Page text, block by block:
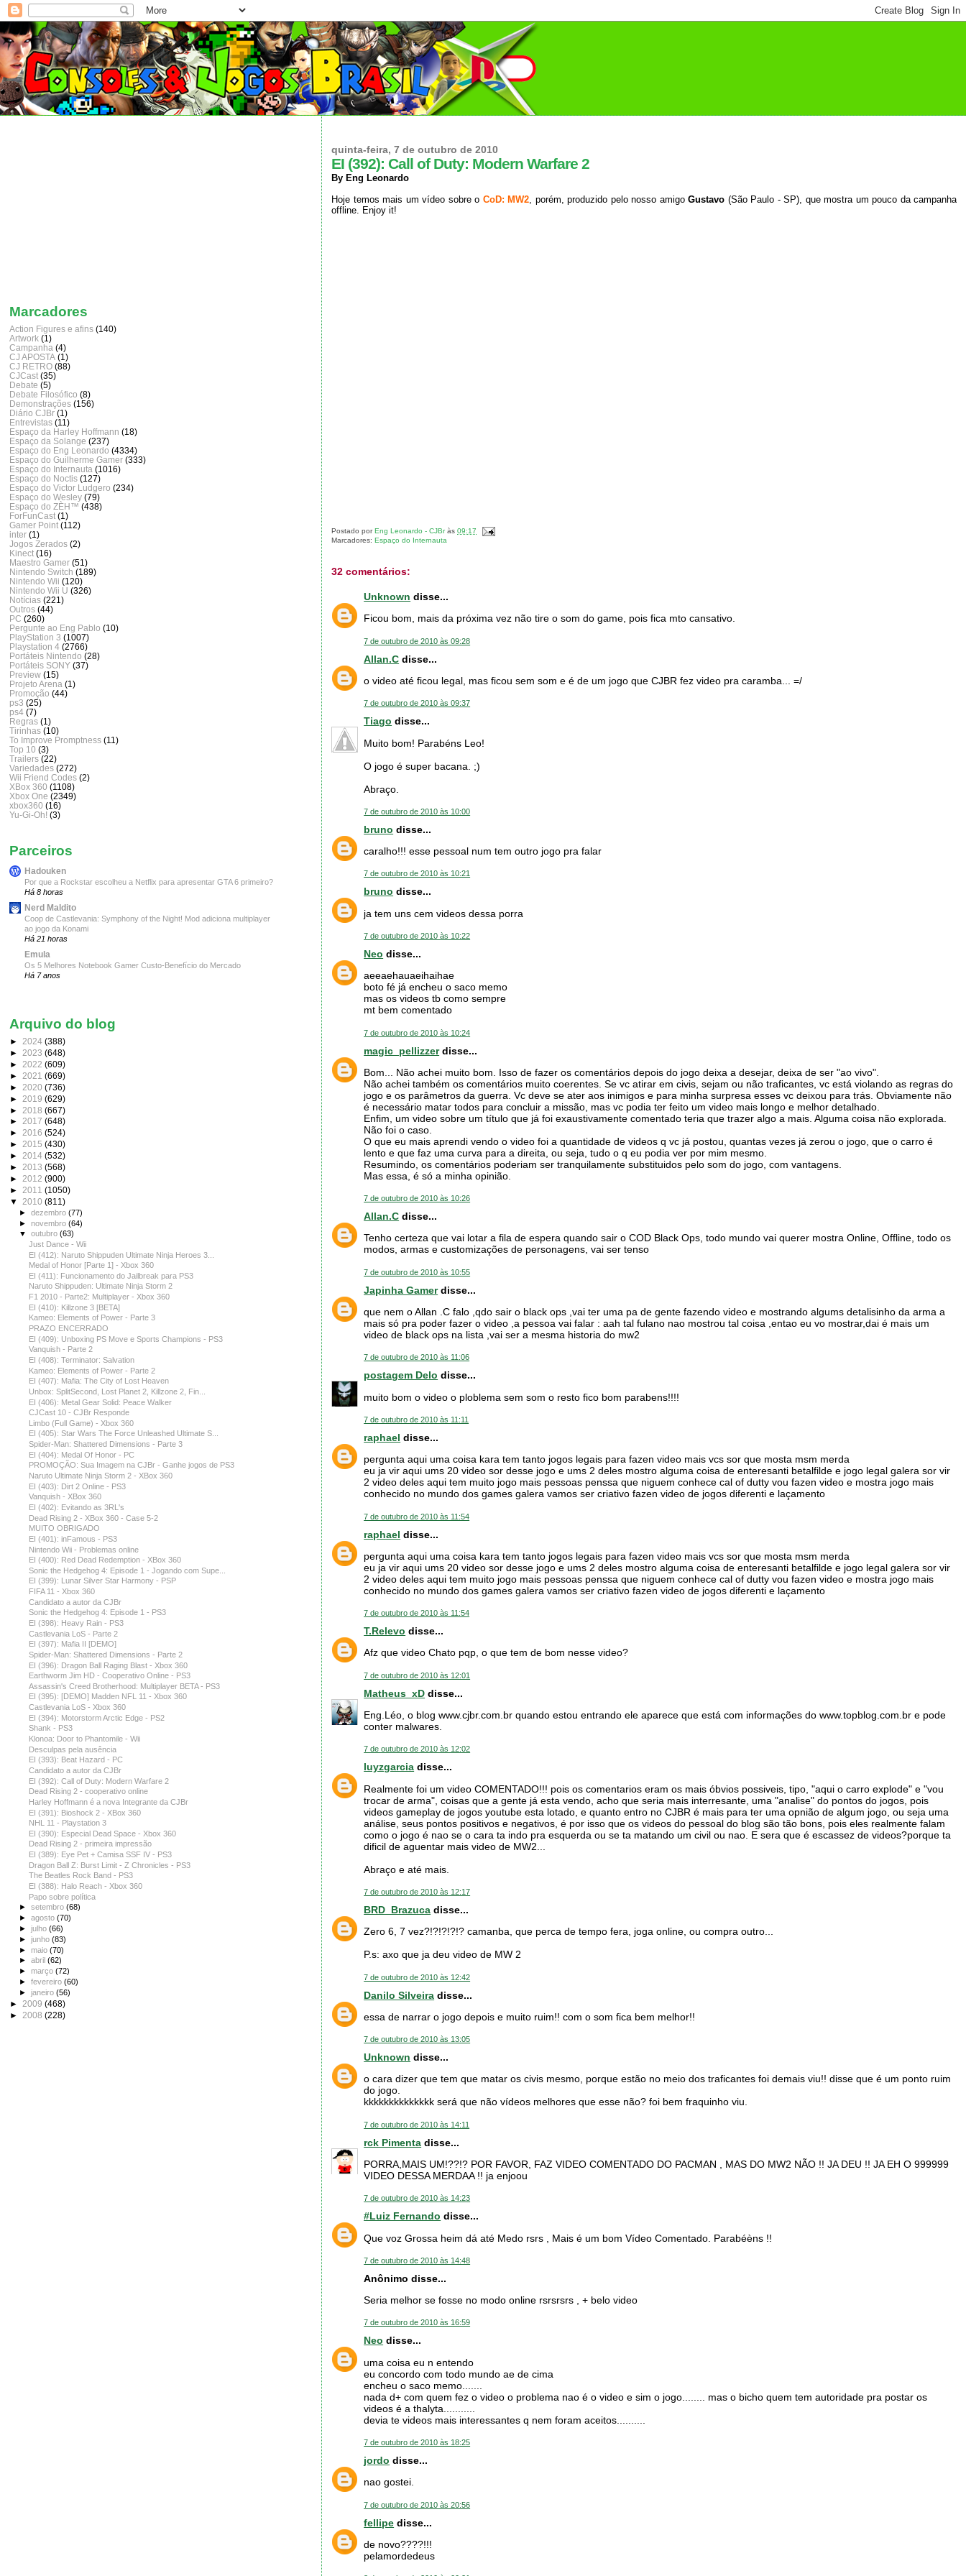
quinta-feira, 7 de outubro de 2010
EI (392): Call of Duty: Modern Warfare 2
By Eng Leonardo
Hoje temos mais um vídeo sobre o CoD: MW2, porém, produzido pelo nosso amigoGustavo (São Paulo - SP), que mostra um pouco da campanha
offline. Enjoy it!
Postado porEng Leonardo - CJBràs09:17
Marcadores:Espaço do Internauta
32 comentários:
Unknown disse...
Ficou bom, mais da próxima vez não tire o som do game, pois fica mto cansativo.
7 de outubro de 2010 às 09:28
Allan.C disse...
o video até ficou legal, mas ficou sem som e é de um jogo que CJBR fez video pra caramba... =/
7 de outubro de 2010 às 09:37
Tiago disse...
Muito bom! Parabéns Leo!
O jogo é super bacana. ;)
Abraço.
7 de outubro de 2010 às 10:00
bruno disse...
caralho!!! esse pessoal num tem outro jogo pra falar
7 de outubro de 2010 às 10:21
bruno disse...
ja tem uns cem videos dessa porra
7 de outubro de 2010 às 10:22
Neo disse...
aeeaehauaeihaihae
boto fé já encheu o saco memo
mas os videos tb como sempre
mt bem comentado
7 de outubro de 2010 às 10:24
magic_pellizzerdisse...
Bom... Não achei muito bom. Isso de fazer os comentários depois do jogo deixa a desejar, deixa de ser "ao vivo".
Não achei também os comentários muito coerentes. Se vc atirar em civis, sejam ou não traficantes, vc está violando as regras do
jogo e os parâmetros da guerra. Vc deve se ater aos inimigos e para minha surpresa esses vc deixou para trás. Obviamente não
é necessário matar todos para concluir a missão, mas vc podia ter feito um video mais longo e melhor detalhado.
Enfim, um video sobre um título que já foi exaustivamente comentado teria que trazer algo a mais. Alguma coisa não explorada.
Não foi o caso.
O que eu mais aprendi vendo o video foi a quantidade de videos q vc já postou, quantas vezes já zerou o jogo, que o carro é
lento e que faz uma curva para a direita, ou seja, tudo o q eu podia ver por mim mesmo.
Resumindo, os comentários poderiam ser tranquilamente substituidos pelo som do jogo, com vantagens.
Mas essa, é só a minha opinião.
7 de outubro de 2010 às 10:26
Allan.C disse...
Tenho certeza que vai lotar a fila de espera quando sair o COD Black Ops, todo mundo vai querer mostra Online, Offline, todo os
modos, armas e customizações de personagens, vai ser tenso
7 de outubro de 2010 às 10:55
Japinha Gamerdisse...
que nem o Allan .C falo ,qdo sair o black ops ,vai ter uma pa de gente fazendo video e mostrando algums detalisinho da arma a
mais só pra poder fazer o video ,a pessoa vai falar : aah tal fulano nao mostrou tal coisa ,entao eu vo mostrar,dai é mais um
video de black ops na lista ,vai ser a mesma historia do mw2
7 de outubro de 2010 às 11:06
postagem Delo disse...
muito bom o video o ploblema sem som o resto fico bom parabens!!!!
7 de outubro de 2010 às 11:11
raphael disse...
pergunta aqui uma coisa kara tem tanto jogos legais para fazen video mais vcs sor que mosta msm merda
eu ja vir aqui ums 20 video sor desse jogo e ums 2 deles mostro alguma coisa de enteresanti betalfilde e jogo legal galera sor vir
2 video deles aqui tem muito jogo mais pessoas penssa que niguem conhece cal of dutty vou fazen video e mostra jogo mais
conhecido no mundo dos games galera vamos ser criativo fazen video de jogos diferenti e laçamento
7 de outubro de 2010 às 11:54
raphael disse...
pergunta aqui uma coisa kara tem tanto jogos legais para fazen video mais vcs sor que mosta msm merda
eu ja vir aqui ums 20 video sor desse jogo e ums 2 deles mostro alguma coisa de enteresanti betalfilde e jogo legal galera sor vir
2 video deles aqui tem muito jogo mais pessoas penssa que niguem conhece cal of dutty vou fazen video e mostra jogo mais
conhecido no mundo dos games galera vamos ser criativo fazen video de jogos diferenti e laçamento
7 de outubro de 2010 às 11:54
T.Relevo disse...
Afz que video Chato pqp, o que tem de bom nesse video?
7 de outubro de 2010 às 12:01
Matheus_xD disse...
Eng.Léo, o blog www.cjbr.com.br quando estou entrando ele aparece que está com informações do www.topblog.com.br e pode
conter malwares.
7 de outubro de 2010 às 12:02
luyzgarcia disse...
Realmente foi um video COMENTADO!!! pois os comentarios eram os mais óbvios possiveis, tipo, "aqui o carro explode" e "vou
trocar de arma", coisas que a gente já esta vendo, acho que seria mais interresante, uma "analise" do pontos do jogos, pois
videos gameplay de jogos youtube esta lotado, e quanto entro no CJBR é mais para ter uma opnião de algum jogo, ou seja uma
análise, seus pontos positivos e negativos, é por isso que os videos do pessoal do blog são tão bons, pois eles realmente falam
como o jogo é nao se o cara ta indo pra esquerda ou se ta matando um civil ou nao. E sera que é escassez de videos?porque ta
dificil de aguentar mais video de MW2...
Abraço e até mais.
7 de outubro de 2010 às 12:17
BRD_Brazuca disse...
Zero 6, 7 vez?!?!?!?!? camanba, que perca de tempo fera, joga online, ou compra outro...
P.s: axo que ja deu video de MW 2
7 de outubro de 2010 às 12:42
Danilo Silveira disse...
essa de narrar o jogo depois e muito ruim!! com o som fica bem melhor!!
7 de outubro de 2010 às 13:05
Unknown disse...
o cara dizer que tem que matar os civis mesmo, porque estão no meio dos traficantes foi demais viu!! disse que é um ponto ruim
do jogo.
kkkkkkkkkkkkkk será que não vídeos melhores que esse não? foi bem fraquinho viu.
7 de outubro de 2010 às 14:11
rck Pimenta disse...
PORRA,MAIS UM!??!? POR FAVOR, FAZ VIDEO COMENTADO DO PACMAN , MAS DO MW2 NÃO !! JA DEU !! JA EH O 999999
VIDEO DESSA MERDAA !! ja enjoou
7 de outubro de 2010 às 14:23
#Luiz Fernando disse...
Que voz Grossa heim dá até Medo rsrs , Mais é um bom Vídeo Comentado. Parabéèns !!
7 de outubro de 2010 às 14:48
Anônimo disse...
Seria melhor se fosse no modo online rsrsrsrs , + belo video
7 de outubro de 2010 às 16:59
Neo disse...
uma coisa eu n entendo
eu concordo com todo mundo ae de cima
encheu o saco memo.......
nada d+ com quem fez o video o problema nao é o video e sim o jogo........ mas o bicho quem tem autoridade pra postar os
videos é a thalyta...........
devia te videos mais interessantes q nem foram aceitos..........
7 de outubro de 2010 às 18:25
jordo disse...
nao gostei.
7 de outubro de 2010 às 20:56
fellipe disse...
de novo????!!!
pelamordedeus
Marcadores
Action Figures e afins (140)
Artwork (1)
Campanha (4)
CJ APOSTA (1)
CJ RETRO (88)
CJCast (35)
Debate (5)
Debate Filosófico (8)
Demonstrações (156)
Diário CJBr (1)
Entrevistas (11)
Espaço da Harley Hoffmann (18)
Espaço da Solange (237)
Espaço do Eng Leonardo (4334)
Espaço do Guilherme Gamer (333)
Espaço do Internauta (1016)
Espaço do Noctis (127)
Espaço do Victor Ludgero (234)
Espaço do Wesley (79)
Espaço do ZÈH™ (438)
ForFunCast (1)
Gamer Point (112)
inter (1)
Jogos Zerados (2)
Kinect (16)
Maestro Gamer (51)
Nintendo Switch (189)
Nintendo Wii (120)
Nintendo Wii U (326)
Notícias (221)
Outros (44)
PC (260)
Pergunte ao Eng Pablo (10)
PlayStation 3 (1007)
Playstation 4 (2766)
Portáteis Nintendo (28)
Portáteis SONY (37)
Preview (15)
Projeto Arena (1)
Promoção (44)
ps3 (25)
ps4 (7)
Regras (1)
Tirinhas (10)
To Improve Promptness (11)
Top 10 (3)
Trailers (22)
Variedades (272)
Wii Friend Codes (2)
XBox 360 (1108)
Xbox One (2349)
xbox360 (16)
Yu-Gi-Oh! (3)
Parceiros
Hadouken
Por que a Rockstar escolheu a Netflix para apresentar GTA 6 primeiro?
Há 8 horas
Nerd Maldito
Coop de Castlevania: Symphony of the Night! Mod adiciona multiplayer
ao jogo da Konami
Há 21 horas
Emula
Os 5 Melhores Notebook Gamer Custo-Benefício do Mercado
Há 7 anos
Arquivo do blog
► 2024 (388)
► 2023 (648)
► 2022 (609)
► 2021 (669)
► 2020 (736)
► 2019 (629)
► 2018 (667)
► 2017 (648)
► 2016 (524)
► 2015 (430)
► 2014 (532)
► 2013 (568)
► 2012 (900)
► 2011 (1050)
▼ 2010 (811)
►dezembro(77)
►novembro(64)
▼outubro(63)
Just Dance - Wii
EI (412): Naruto Shippuden Ultimate Ninja Heroes 3...
Medal of Honor [Parte 1] - Xbox 360
EI (411): Funcionamento do Jailbreak para PS3
Naruto Shippuden: Ultimate Ninja Storm 2
F1 2010 - Parte2: Multiplayer - Xbox 360
EI (410): Killzone 3 [BETA]
Kameo: Elements of Power - Parte 3
PRAZO ENCERRADO
EI (409): Unboxing PS Move e Sports Champions - PS3
Vanquish - Parte 2
EI (408): Terminator: Salvation
Kameo: Elements of Power - Parte 2
EI (407): Mafia: The City of Lost Heaven
Unbox: SplitSecond, Lost Planet 2, Killzone 2, Fin...
EI (406): Metal Gear Solid: Peace Walker
CJCast 10 - CJBr Responde
Limbo (Full Game) - Xbox 360
EI (405): Star Wars The Force Unleashed Ultimate S...
Spider-Man: Shattered Dimensions - Parte 3
EI (404): Medal Of Honor - PC
PROMOÇÃO: Sua Imagem na CJBr - Ganhe jogos de PS3
Naruto Ultimate Ninja Storm 2 - XBox 360
EI (403): Dirt 2 Online - PS3
Vanquish - XBox 360
EI (402): Evitando as 3RL's
Dead Rising 2 - XBox 360 - Case 5-2
MUITO OBRIGADO
EI (401): inFamous - PS3
Nintendo Wii - Problemas online
EI (400): Red Dead Redemption - XBox 360
Sonic the Hedgehog 4: Episode 1 - Jogando com Supe...
EI (399): Lunar Silver Star Harmony - PSP
FIFA 11 - Xbox 360
Candidato a autor da CJBr
Sonic the Hedgehog 4: Episode 1 - PS3
EI (398): Heavy Rain - PS3
Castlevania LoS - Parte 2
EI (397): Mafia II [DEMO]
Spider-Man: Shattered Dimensions - Parte 2
EI (396): Dragon Ball Raging Blast - Xbox 360
Earthworm Jim HD - Cooperativo Online - PS3
Assassin's Creed Brotherhood: Multiplayer BETA - PS3
EI (395): [DEMO] Madden NFL 11 - Xbox 360
Castlevania LoS - Xbox 360
EI (394): Motorstorm Arctic Edge - PS2
Shank - PS3
Klonoa: Door to Phantomile - Wii
Desculpas pela ausência
EI (393): Beat Hazard - PC
Candidato a autor da CJBr
EI (392): Call of Duty: Modern Warfare 2
Dead Rising 2 - cooperativo online
Harley Hoffmann é a nova Integrante da CJBr
EI (391): Bioshock 2 - XBox 360
NHL 11 - Playstation 3
EI (390): Especial Dead Space - Xbox 360
Dead Rising 2 - primeira impressão
EI (389): Eye Pet + Camisa SSF IV - PS3
Dragon Ball Z: Burst Limit - Z Chronicles - PS3
The Beatles Rock Band - PS3
EI (388): Halo Reach - Xbox 360
Papo sobre política
►setembro(68)
►agosto(70)
►julho(66)
►junho(83)
►maio(70)
►abril(62)
►março(72)
►fevereiro(60)
►janeiro(56)
► 2009 (468)
► 2008 (228)